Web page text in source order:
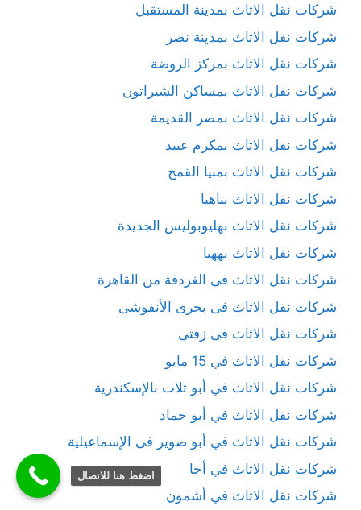
شركات نقل الاثاث بمدينة المستقبل
شركات نقل الاثاث بمدينة نصر
شركات نقل الاثاث بمركز الروضة
شركات نقل الاثاث بمساكن الشيراتون
شركات نقل الاثاث بمصر القديمة
شركات نقل الاثاث بمكرم عبيد
شركات نقل الاثاث بمنيا القمح
شركات نقل الاثاث بناهيا
شركات نقل الاثاث بهليوبوليس الجديدة
شركات نقل الاثاث بههيا
شركات نقل الاثاث فى الغردقة من القاهرة
شركات نقل الاثاث فى بحرى الأنفوشى
شركات نقل الاثاث فى زفتى
شركات نقل الاثاث في 15 مايو
شركات نقل الاثاث في أبو تلات بالإسكندرية
شركات نقل الاثاث في أبو حماد
شركات نقل الاثاث في أبو صوير فى الإسماعيلية
شركات نقل الاثاث في أجا
شركات نقل الاثاث في أشمون
اضغط هنا للاتصال